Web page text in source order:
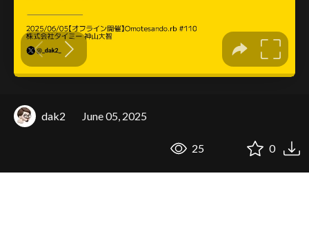
dak2 June 05, 2025
25 0